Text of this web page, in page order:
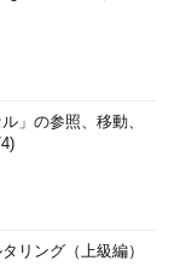
」の参照、移動、
リング（上級編）